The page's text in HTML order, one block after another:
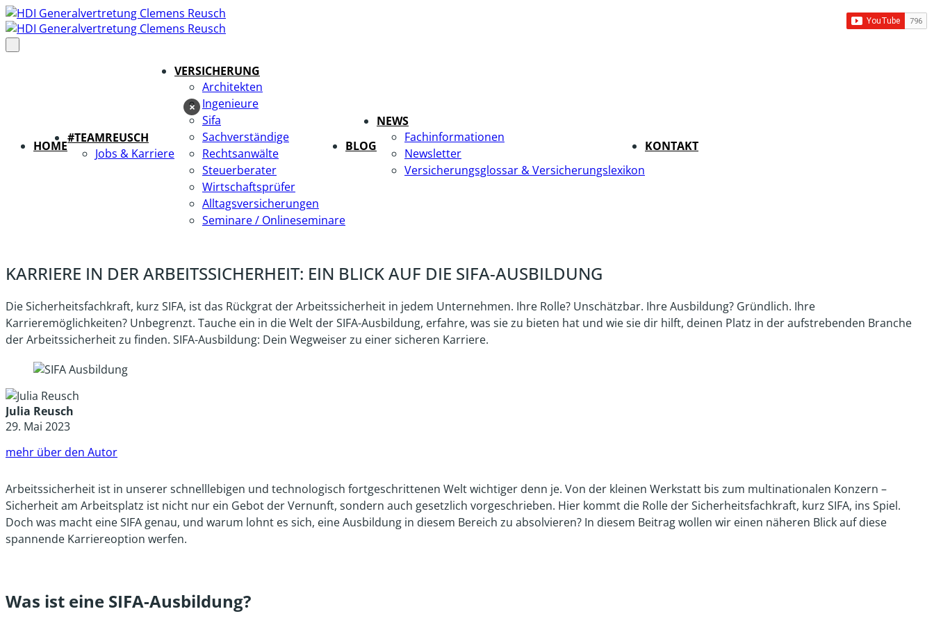
HOME
#TEAMREUSCH
Jobs & Karriere
VERSICHERUNG
Architekten
Ingenieure
Sifa
Sachverständige
Rechtsanwälte
Steuerberater
Wirtschaftsprüfer
Alltagsversicherungen
Seminare / Onlineseminare
BLOG
NEWS
Fachinformationen
Newsletter
Versicherungsglossar & Versicherungslexikon
KONTAKT
KARRIERE IN DER ARBEITSSICHERHEIT: EIN BLICK AUF DIE SIFA-AUSBILDUNG
Die Sicherheitsfachkraft, kurz SIFA, ist das Rückgrat der Arbeitssicherheit in jedem Unternehmen. Ihre Rolle? Unschätzbar. Ihre Ausbildung? Gründlich. Ihre
Karrieremöglichkeiten? Unbegrenzt. Tauche ein in die Welt der SIFA-Ausbildung, erfahre, was sie zu bieten hat und wie sie dir hilft, deinen Platz in der aufstrebenden Branche
der Arbeitssicherheit zu finden. SIFA-Ausbildung: Dein Wegweiser zu einer sicheren Karriere.
Julia Reusch
29. Mai 2023
mehr über den Autor
Arbeitssicherheit ist in unserer schnelllebigen und technologisch fortgeschrittenen Welt wichtiger denn je. Von der kleinen Werkstatt bis zum multinationalen Konzern –
Sicherheit am Arbeitsplatz ist nicht nur ein Gebot der Vernunft, sondern auch gesetzlich vorgeschrieben. Hier kommt die Rolle der Sicherheitsfachkraft, kurz SIFA, ins Spiel.
Doch was macht eine SIFA genau, und warum lohnt es sich, eine Ausbildung in diesem Bereich zu absolvieren? In diesem Beitrag wollen wir einen näheren Blick auf diese
spannende Karriereoption werfen.
Was ist eine SIFA-Ausbildung?
×